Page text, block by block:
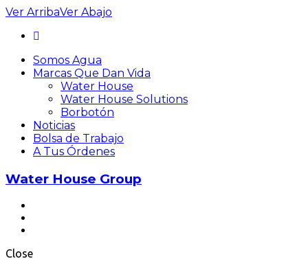
Ver ArribaVer Abajo
Somos Agua
Marcas Que Dan Vida
Water House
Water House Solutions
Borbotón
Noticias
Bolsa de Trabajo
A Tus Órdenes
Water House Group
Close